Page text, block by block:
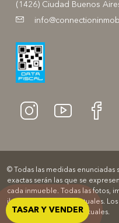
(1426) Ciudad Buenos
© Todas las medidas
exactas serán las que se
cada inmueble. Todas las fotos,
ilustrativos y no contractuales.
orientativos y no contractuales.
TASAR Y VENDER